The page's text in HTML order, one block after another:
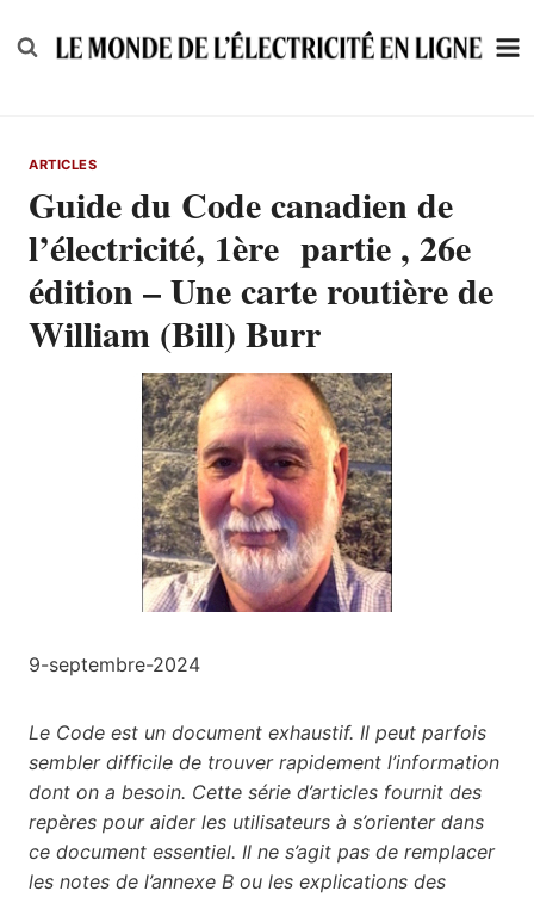
to
ARTICLES
Guide du Code canadien de
l’électricité, 1ère partie , 26e
édition – Une carte routière de
William (Bill) Burr
9-septembre-2024
Le Code est un document exhaustif. Il peut parfois
sembler difficile de trouver rapidement l’information
dont on a besoin. Cette série d’articles fournit des
repères pour aider les utilisateurs à s’orienter dans
ce document essentiel. Il ne s’agit pas de remplacer
les notes de l’annexe B ou les explications des